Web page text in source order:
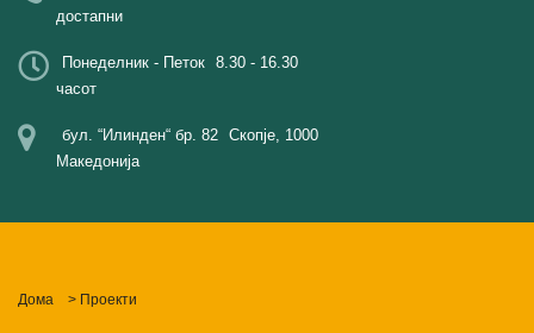
достапни
Понеделник - Петок 8.30 - 16.30
часот
бул. “Илинден“ бр. 82 Скопје, 1000
Македонија
Дома > Проекти